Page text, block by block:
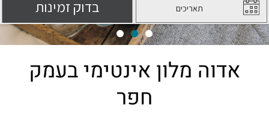
אדוה מלון אינטימי בעמק
חפר